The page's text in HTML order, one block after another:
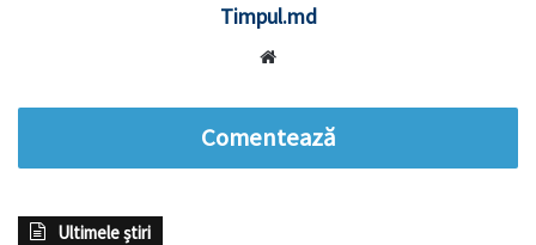
Timpul.md
Comentează
Ultimele știri